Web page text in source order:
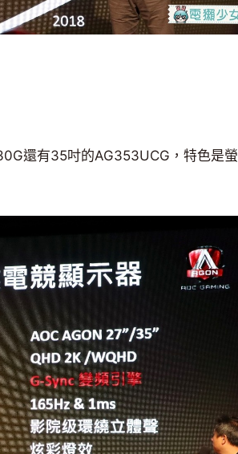
還有35吋的AG353UCG，特色是螢